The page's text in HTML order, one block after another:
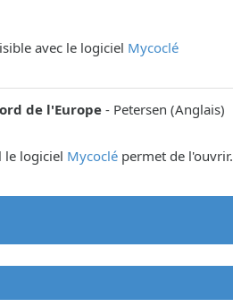
avec le logiciel Mycoclé
de l'Europe - Petersen (Anglais)
le logiciel Mycoclé permet de l'ouvrir.